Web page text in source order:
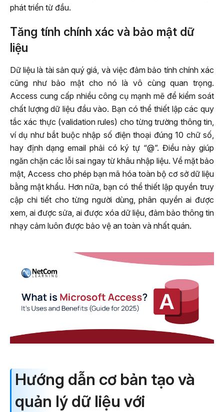
phát triển từ đầu.
Tăng tính chính xác và bảo mật dữ
liệu
Dữ liệu là tài sản quý giá, và việc đảm bảo tính chính xác
cũng như bảo mật cho nó là vô cùng quan trọng.
Access cung cấp nhiều công cụ mạnh mẽ để kiểm soát
chất lượng dữ liệu đầu vào. Bạn có thể thiết lập các quy
tắc xác thực (validation rules) cho từng trường thông tin,
ví dụ như bắt buộc nhập số điện thoại đúng 10 chữ số,
hay định dạng email phải có ký tự “@”. Điều này giúp
ngăn chặn các lỗi sai ngay từ khâu nhập liệu. Về mặt bảo
mật, Access cho phép bạn mã hóa toàn bộ cơ sở dữ liệu
bằng mật khẩu. Hơn nữa, bạn có thể thiết lập quyền truy
cập chi tiết cho từng người dùng, phân quyền ai được
xem, ai được sửa, ai được xóa dữ liệu, đảm bảo thông tin
nhạy cảm luôn được bảo vệ an toàn và nhất quán.
Hướng dẫn cơ bản tạo và
quản lý dữ liệu với